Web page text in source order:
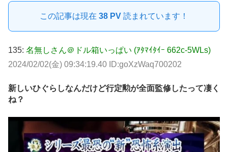
この記事は現在 38 PV 読まれています！
135: 名無しさん＠ドル箱いっぱい (ｱﾀﾏｲﾀｲｰ 662c-5WLs)
2024/02/02(金) 09:34:19.40 ID:goXzWaq700202
新しいひぐらしなんだけど行定勲が全面監修したって凄く
ね？